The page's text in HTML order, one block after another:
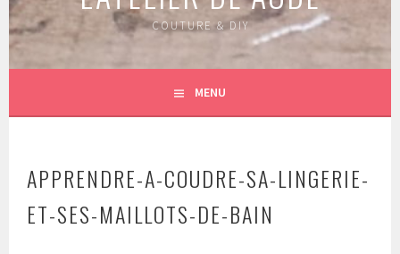
COUTURE & DIY
MENU
APPRENDRE-A-COUDRE-SA-LINGERIE-
ET-SES-MAILLOTS-DE-BAIN